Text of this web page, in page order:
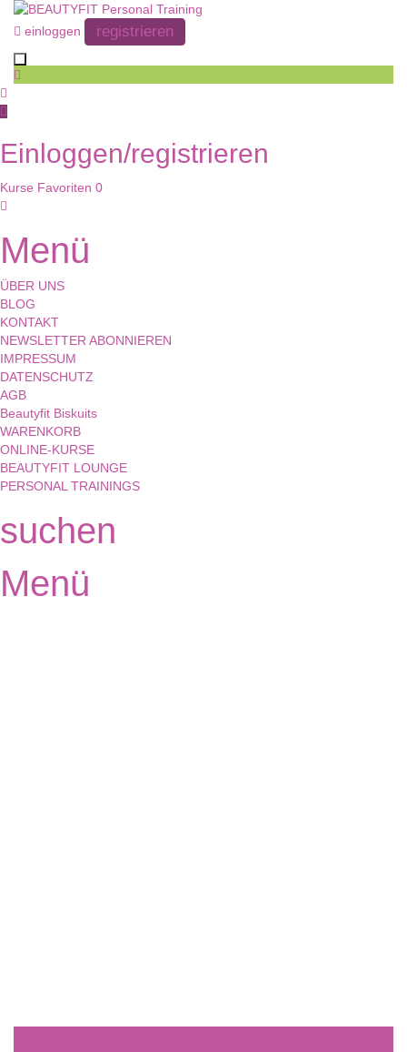
einloggen registrieren
Toggle navigation
Einloggen/registrieren
Kurse Favoriten 0
Menü
ÜBER UNS
BLOG
KONTAKT
NEWSLETTER ABONNIEREN
IMPRESSUM
DATENSCHUTZ
AGB
Beautyfit Biskuits
WARENKORB
ONLINE-KURSE
BEAUTYFIT LOUNGE
PERSONAL TRAININGS
suchen
Menü